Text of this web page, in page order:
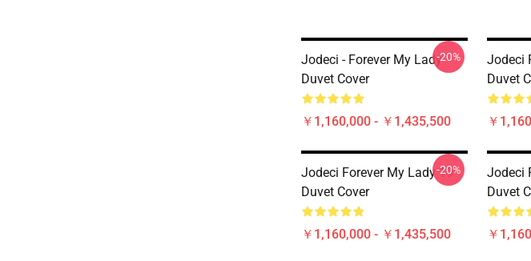
Jodeci - Forever My Lady
Duvet Cover
￥1,160,000 - ￥1,435,500
-20%
Jodeci
Duvet
￥
Jodeci Forever My Lady 19
Duvet Cover
￥1,160,000 - ￥1,435,500
-20%
Jodeci
Duvet
￥